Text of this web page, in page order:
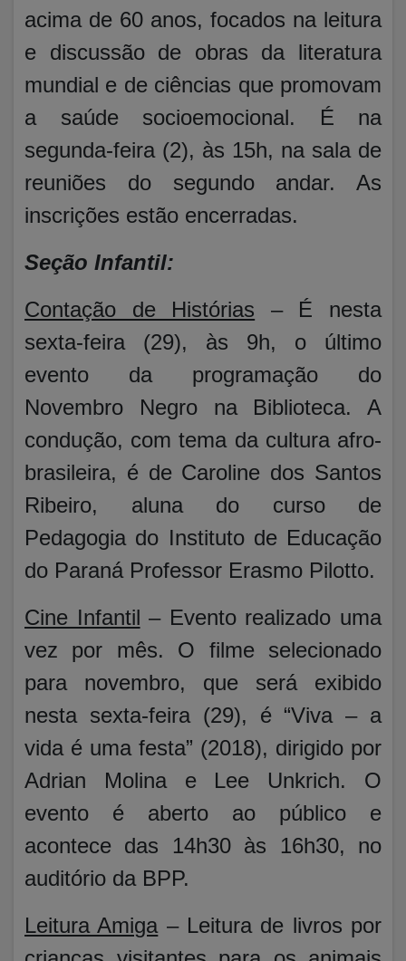
acima de 60 anos, focados na leitura
e discussão de obras da literatura
mundial e de ciências que promovam
a saúde socioemocional. É na
segunda-feira (2), às 15h, na sala de
reuniões do segundo andar. As
inscrições estão encerradas.
Seção Infantil:
Contação de Histórias – É nesta
sexta-feira (29), às 9h, o último
evento da programação do
Novembro Negro na Biblioteca. A
condução, com tema da cultura afro-
brasileira, é de Caroline dos Santos
Ribeiro, aluna do curso de
Pedagogia do Instituto de Educação
do Paraná Professor Erasmo Pilotto.
Cine Infantil – Evento realizado uma
vez por mês. O filme selecionado
para novembro, que será exibido
nesta sexta-feira (29), é “Viva – a
vida é uma festa” (2018), dirigido por
Adrian Molina e Lee Unkrich. O
evento é aberto ao público e
acontece das 14h30 às 16h30, no
auditório da BPP.
Leitura Amiga – Leitura de livros por